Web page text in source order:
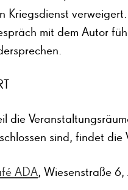
Kriegsdienst
mit dem Autor
die
sind, findet
ADA, Wiesenstraße